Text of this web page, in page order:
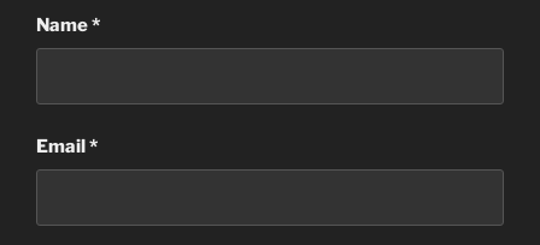
Name*
Email*